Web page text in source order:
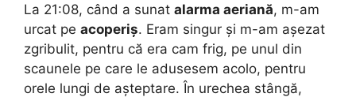
La 21:08, când a sunat alarma aeriană, m-am
urcat pe acoperiș. Eram singur și m-am așezat
zgribulit, pentru că era cam frig, pe unul din
scaunele pe care le adusesem acolo, pentru
orele lungi de așteptare. În urechea stângă,